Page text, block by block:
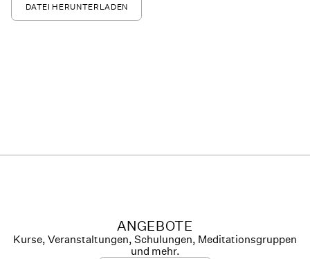
DATEI HERUNTERLADEN
ANGEBOTE
Kurse, Veranstaltungen, Schulungen, Meditationsgruppen
und mehr.